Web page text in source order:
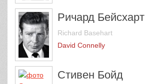
Ричард Бейсхарт
Richard Basehart
David Connelly
Стивен Бойд